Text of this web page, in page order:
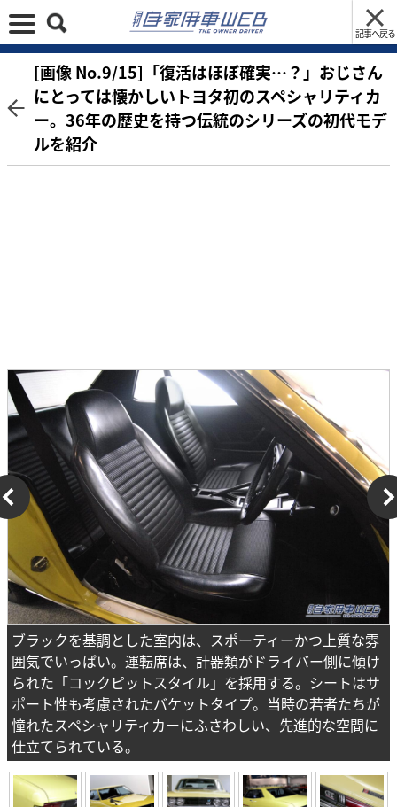
記事へ戻る
[画像 No.9/15]「復活はほぼ確実…？」おじさん
にとっては懐かしいトヨタ初のスペシャリティカ
ー。36年の歴史を持つ伝統のシリーズの初代モデ
ルを紹介
ブラックを基調とした室内は、スポーティーかつ上質な雰
囲気でいっぱい。運転席は、計器類がドライバー側に傾け
られた「コックピットスタイル」を採用する。シートはサ
ポート性も考慮されたバケットタイプ。当時の若者たちが
憧れたスペシャリティカーにふさわしい、先進的な空間に
仕立てられている。